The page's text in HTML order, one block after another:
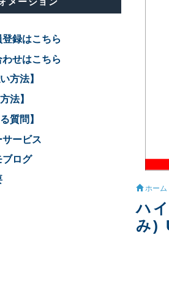
ホーム
ハ
み)
録はこちら
せはこちら
方法】
法】
質問】
ービス
ブログ